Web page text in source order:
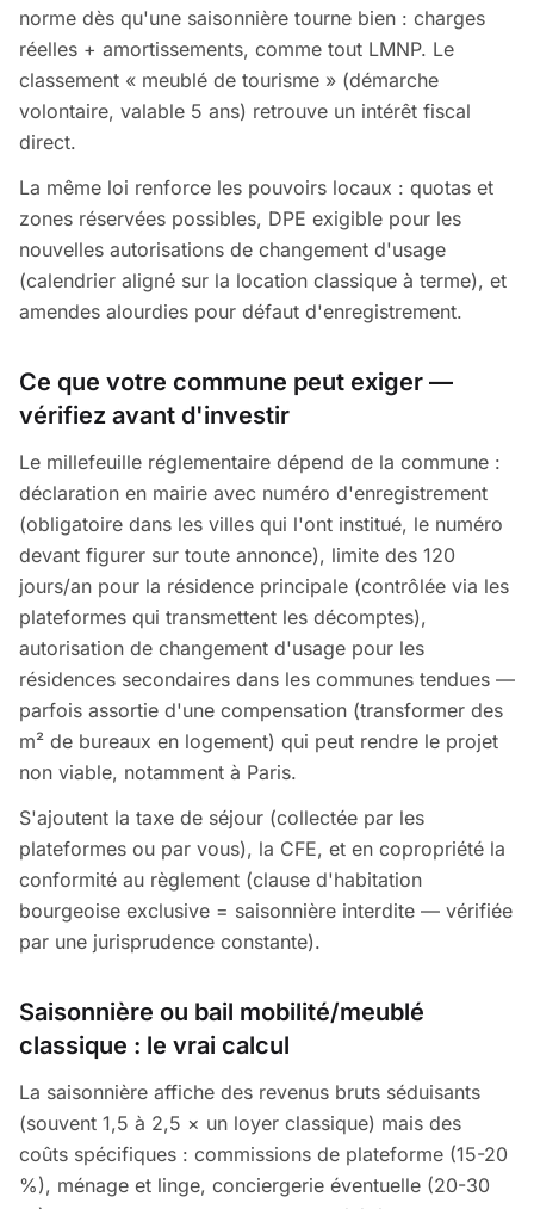
norme dès qu'une saisonnière tourne bien : charges
réelles + amortissements, comme tout LMNP. Le
classement « meublé de tourisme » (démarche
volontaire, valable 5 ans) retrouve un intérêt fiscal
direct.
La même loi renforce les pouvoirs locaux : quotas et
zones réservées possibles, DPE exigible pour les
nouvelles autorisations de changement d'usage
(calendrier aligné sur la location classique à terme), et
amendes alourdies pour défaut d'enregistrement.
Ce que votre commune peut exiger —
vérifiez avant d'investir
Le millefeuille réglementaire dépend de la commune :
déclaration en mairie avec numéro d'enregistrement
(obligatoire dans les villes qui l'ont institué, le numéro
devant figurer sur toute annonce), limite des 120
jours/an pour la résidence principale (contrôlée via les
plateformes qui transmettent les décomptes),
autorisation de changement d'usage pour les
résidences secondaires dans les communes tendues —
parfois assortie d'une compensation (transformer des
m² de bureaux en logement) qui peut rendre le projet
non viable, notamment à Paris.
S'ajoutent la taxe de séjour (collectée par les
plateformes ou par vous), la CFE, et en copropriété la
conformité au règlement (clause d'habitation
bourgeoise exclusive = saisonnière interdite — vérifiée
par une jurisprudence constante).
Saisonnière ou bail mobilité/meublé
classique : le vrai calcul
La saisonnière affiche des revenus bruts séduisants
(souvent 1,5 à 2,5 × un loyer classique) mais des
coûts spécifiques : commissions de plateforme (15-20
%), ménage et linge, conciergerie éventuelle (20-30